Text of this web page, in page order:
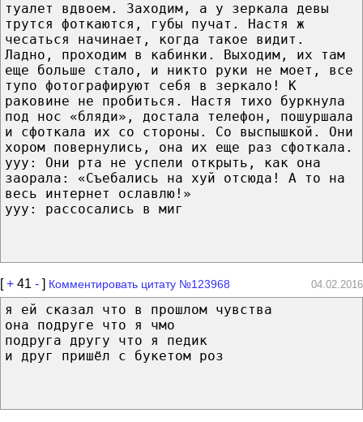
туалет вдвоем. Заходим, а у зеркала девы
трутся фоткаются, губы пучат. Настя ж
чесаться начинает, когда такое видит.
Ладно, проходим в кабинки. Выходим, их там
еще больше стало, и никто руки не моет, все
тупо фотографируют себя в зеркало! К
раковине не пробиться. Настя тихо буркнула
под нос «бляди», достала телефон, пошуршала
и сфоткала их со стороны. Со выспышкой. Они
хором повернулись, она их еще раз сфоткала.
yyy: Они рта не успели открыть, как она
заорала: «Съебались на хуй отсюда! А то на
весь интернет ославлю!»
yyy: рассосались в миг
[+ 41 - ] Комментировать цитату №123968 04.02.2016
я ей сказал что в прошлом чувства
она подруге что я чмо
подруга другу что я педик
и друг пришёл с букетом роз